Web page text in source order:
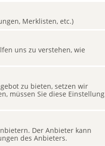
Merklisten, etc.)
uns zu verstehen, wie
zu bieten, setzen wir
müssen Sie diese Einstellung
Der Anbieter kann
des Anbieters.